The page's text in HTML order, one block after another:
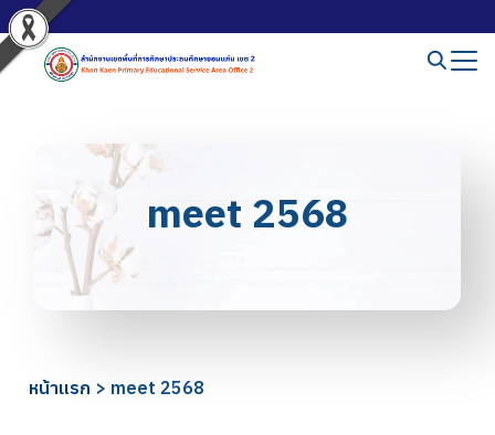
meet 2568
หน้าแรก > meet 2568